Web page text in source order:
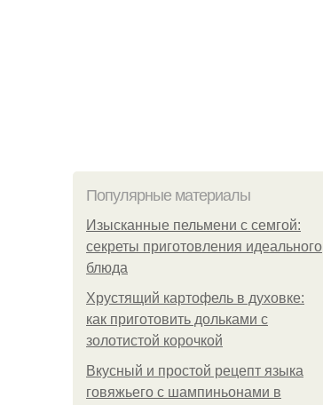
Популярные материалы
Изысканные пельмени с семгой:
секреты приготовления идеального
блюда
Хрустящий картофель в духовке:
как приготовить дольками с
золотистой корочкой
Вкусный и простой рецепт языка
говяжьего с шампиньонами в